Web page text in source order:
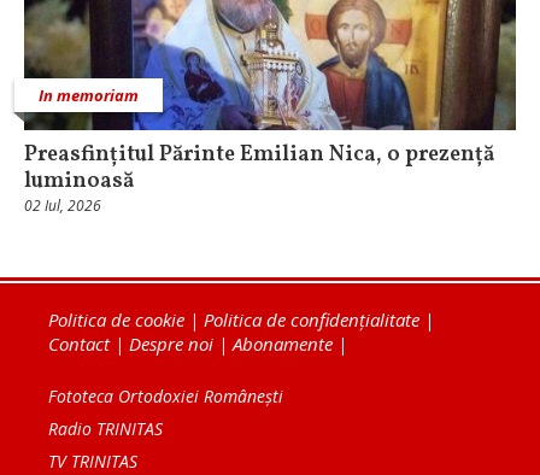
In memoriam
Preasfințitul Părinte Emilian Nica, o prezență
luminoasă
02 Iul, 2026
Politica de cookie | Politica de confidențialitate |
Contact| Despre noi |Abonamente |
Fototeca Ortodoxiei Românești
Radio TRINITAS
TV TRINITAS